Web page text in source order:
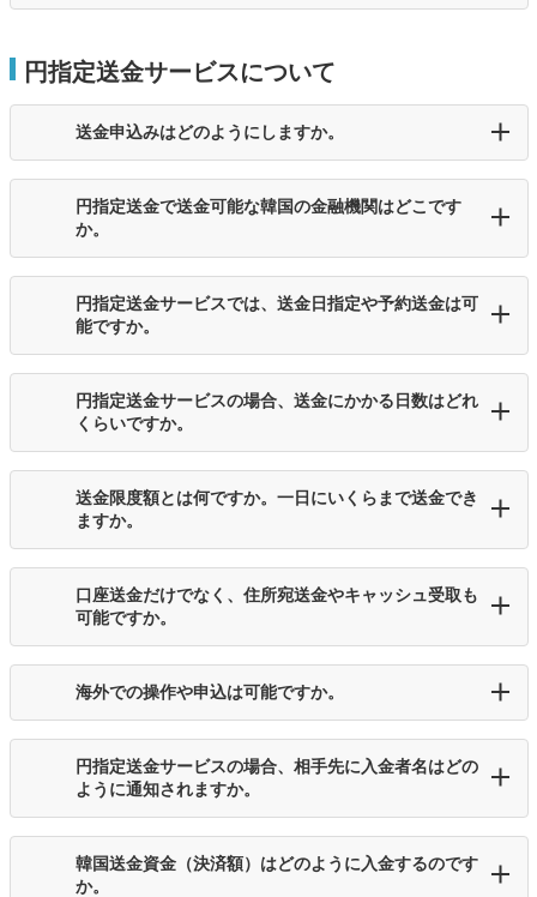
円指定送金サービスについて
送金申込みはどのようにしますか。
円指定送金で送金可能な韓国の金融機関はどこです
か。
円指定送金サービスでは、送金日指定や予約送金は可
能ですか。
円指定送金サービスの場合、送金にかかる日数はどれ
くらいですか。
送金限度額とは何ですか。一日にいくらまで送金でき
ますか。
口座送金だけでなく、住所宛送金やキャッシュ受取も
可能ですか。
海外での操作や申込は可能ですか。
円指定送金サービスの場合、相手先に入金者名はどの
ように通知されますか。
韓国送金資金（決済額）はどのように入金するのです
か。